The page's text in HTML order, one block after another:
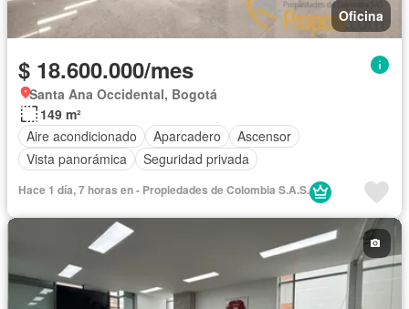
Oficina
$ 18.600.000/mes
Santa Ana Occidental, Bogotá
149 m²
Aire acondicionado
Aparcadero
Ascensor
Vista panorámica
Seguridad privada
Hace 1 día, 7 horas en - Propiedades de Colombia S.A.S.